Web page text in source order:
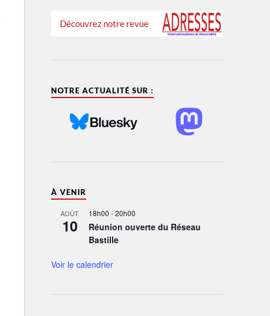
Découvrez notre revue
NOTRE ACTUALITÉ SUR :
À VENIR
AOÛT
10
18h00 -20h00
Réunion ouverte du Réseau
Bastille
Voir le calendrier